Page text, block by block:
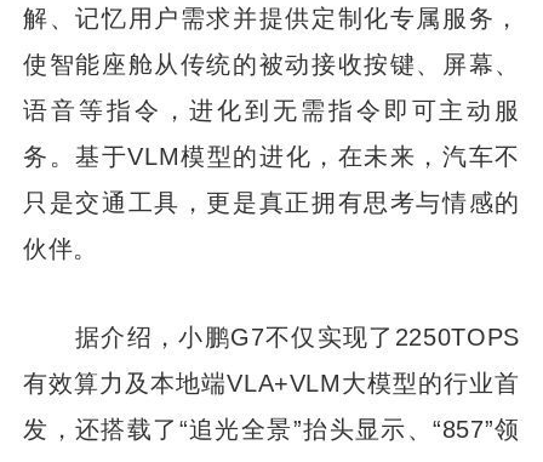
解、记忆用户需求并提供定制化专属服务，
使智能座舱从传统的被动接收按键、屏幕、
语音等指令，进化到无需指令即可主动服
务。基于VLM模型的进化，在未来，汽车不
只是交通工具，更是真正拥有思考与情感的
伙伴。
据介绍，小鹏G7不仅实现了2250TOPS
有效算力及本地端VLA+VLM大模型的行业首
发，还搭载了“追光全景”抬头显示、“857”领